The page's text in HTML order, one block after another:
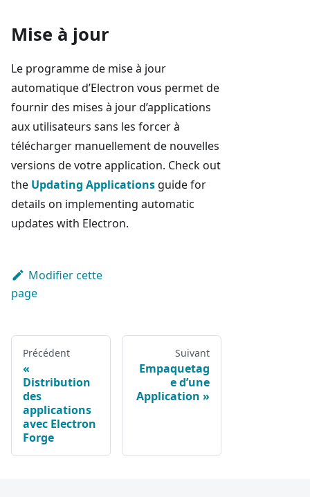
Mise à jour
Le programme de mise à jour
automatique d’Electron vous permet de
fournir des mises à jour d’applications
aux utilisateurs sans les forcer à
télécharger manuellement de nouvelles
versions de votre application. Check out
the Updating Applications guide for
details on implementing automatic
updates with Electron.
Modifier cette
page
Précédent
Distribution
des
applications
avec Electron
Forge
Suivant
Empaquetag
e d’une
Application